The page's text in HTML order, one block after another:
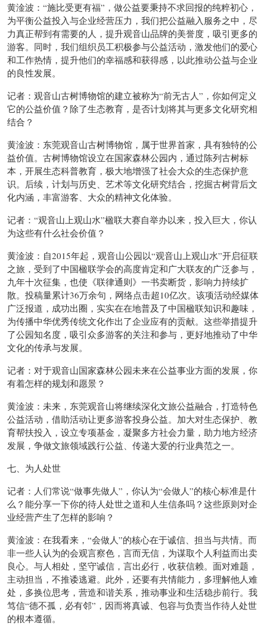
黄淦波：“施比受更有福”，做公益要秉持不求回报的纯粹初心，
为平衡公益投入与企业经营压力，我们把公益融入服务之中，尽
力真正帮到有需要的人，提升观音山品牌的美誉度，吸引更多的
游客。同时，我们组织员工积极参与公益活动，激发他们的爱心
和工作热情，提升他们的幸福感和获得感，以此推动公益与企业
的良性发展。
记者：观音山古树博物馆的建立被称为“前无古人”，你如何定义
它的公益价值？除了生态教育，是否计划将其与更多文化研究相
结合？
黄淦波：东莞观音山古树博物馆，属于世界首家，具有独特的公
益价值。古树博物馆设立在国家森林公园内，通过陈列古树标
本，开展生态科普教育，极大地增强了社会大众的生态保护意
识。后续，计划与历史、艺术等文化研究结合，挖掘古树背后文
化内涵，丰富游客、大众的精神文化体验。
记者：“观音山上观山水”楹联大赛自举办以来，投入巨大，你认
为这些有什么社会价值？
黄淦波：自2015年起，观音山公园以“观音山上观山水”开启征联
之旅，受到了中国楹联学会的高度肯定和广大联友的广泛参与，
九年十次征集，也使《联律通则》一书卖断货，影响力持续扩
散。投稿量累计36万余句，网络点击超10亿次。该项活动经媒体
广泛报道，成功出圈，实实在在地普及了中国楹联知识和趣味，
为传播中华优秀传统文化作出了企业应有的贡献。这些举措提升
了公园知名度，吸引众多游客的关注和参与，更好地推动了中华
文化的传承与发展。
记者：对于观音山国家森林公园未来在公益事业方面的发展，你
有着怎样的规划和愿景？
黄淦波：未来，东莞观音山将继续深化文旅公益融合，打造特色
公益活动，借助活动让更多游客投身公益。加大对生态保护、教
育帮扶投入，设立专项基金，凝聚多方社会力量，助力地方经济
发展，争做文旅领域践行公益、传递大爱的行业典范之一。
七、为人处世
记者：人们常说“做事先做人”，你认为“会做人”的核心标准是什
么？能分享一下你的待人处世之道和人生信条吗？这些原则对企
业经营产生了怎样的影响？
黄淦波：在我看来，“会做人”的核心在于诚信、担当与共情。而
非一些人认为的会观言察色，言而无信，为谋取个人利益而出卖
良心。与人相处，坚守诚信，言出必行，收获信赖。面对难题，
主动担当，不推诿逃避。此外，还要有共情能力，多理解他人难
处，多换位思考，营造和谐关系，推动事业和生活稳步前行。我
笃信“德不孤，必有邻”，因而将真诚、包容与负责当作待人处世
的根本遵循。